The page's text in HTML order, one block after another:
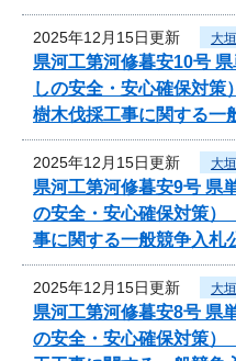
2025年12月15日更新 大
県河工第河修暮安10号
しの安全・安心確保対策
樹木伐採工事に関する一
2025年12月15日更新 大
県河工第河修暮安9号 県
の安全・安心確保対策）
事に関する一般競争入札
2025年12月15日更新 大
県河工第河修暮安8号 県
の安全・安心確保対策）